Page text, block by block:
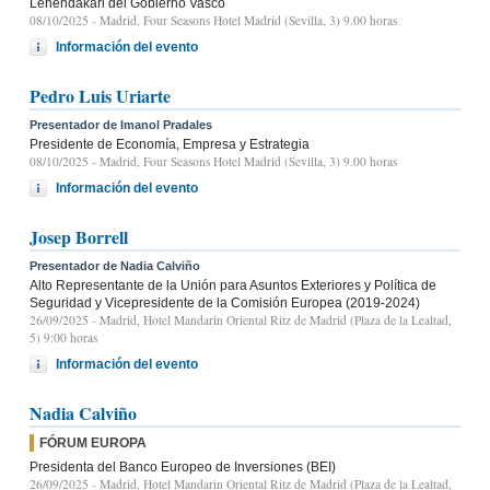
Lehendakari del Gobierno Vasco
08/10/2025 - Madrid, Four Seasons Hotel Madrid (Sevilla, 3) 9.00 horas
Información del evento
Pedro Luis Uriarte
Presentador de Imanol Pradales
Presidente de Economía, Empresa y Estrategia
08/10/2025 - Madrid, Four Seasons Hotel Madrid (Sevilla, 3) 9.00 horas
Información del evento
Josep Borrell
Presentador de Nadia Calviño
Alto Representante de la Unión para Asuntos Exteriores y Política de
Seguridad y Vicepresidente de la Comisión Europea (2019-2024)
26/09/2025 - Madrid, Hotel Mandarin Oriental Ritz de Madrid (Plaza de la Lealtad,
5) 9:00 horas
Información del evento
Nadia Calviño
FÓRUM EUROPA
Presidenta del Banco Europeo de Inversiones (BEI)
26/09/2025 - Madrid, Hotel Mandarin Oriental Ritz de Madrid (Plaza de la Lealtad,